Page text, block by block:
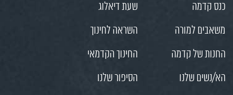
כנס קדמה
שעת דיאלוג
משאבים למורה
השראה לחינוך
החנות של קדמה
החינוך הקדמאי
הא/נשים שלנו
הסיפור שלנו